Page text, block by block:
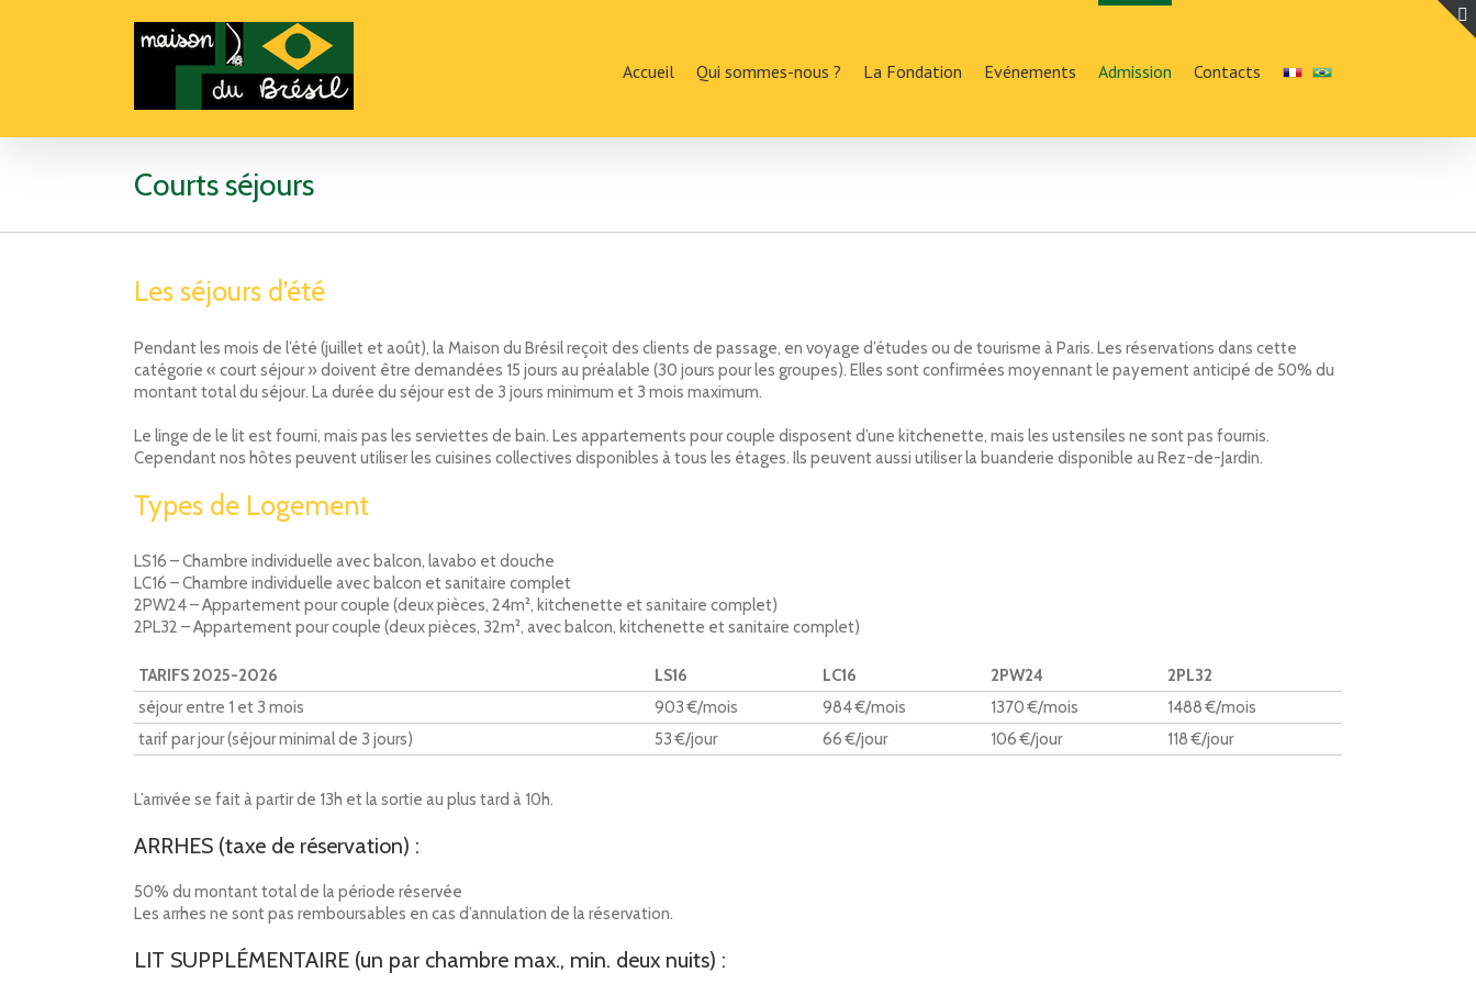
Accueil Qui sommes-nous ? La Fondation Evénements Admission Contacts
Courts séjours
Les séjours d’été
Pendant les mois de l’été (juillet et août), la Maison du Brésil reçoit des clients de passage, en voyage d’études ou de tourisme à Paris. Les réservations dans cette
catégorie « court séjour » doivent être demandées 15 jours au préalable (30 jours pour les groupes). Elles sont confirmées moyennant le payement anticipé de 50% du
montant total du séjour. La durée du séjour est de 3 jours minimum et 3 mois maximum.
Le linge de le lit est fourni, mais pas les serviettes de bain. Les appartements pour couple disposent d’une kitchenette, mais les ustensiles ne sont pas fournis.
Cependant nos hôtes peuvent utiliser les cuisines collectives disponibles à tous les étages. Ils peuvent aussi utiliser la buanderie disponible au Rez-de-Jardin.
Types de Logement
LS16 – Chambre individuelle avec balcon, lavabo et douche
LC16 – Chambre individuelle avec balcon et sanitaire complet
2PW24 – Appartement pour couple (deux pièces, 24m², kitchenette et sanitaire complet)
2PL32 – Appartement pour couple (deux pièces, 32m², avec balcon, kitchenette et sanitaire complet)
TARIFS 2025-2026 LS16 LC16 2PW24
2PL32
séjour entre 1 et 3 mois
903 €/mois 984 €/mois 1370 €/mois
1488 €/mois
tarif par jour (séjour minimal de 3 jours)
53 €/jour 66 €/jour 106 €/jour 118 €/jour
L’arrivée se fait à partir de 13h et la sortie au plus tard à 10h.
ARRHES (taxe de réservation) :
50% du montant total de la période réservée
Les arrhes ne sont pas remboursables en cas d’annulation de la réservation.
LIT SUPPLÉMENTAIRE (un par chambre max., min. deux nuits) :